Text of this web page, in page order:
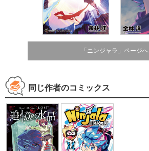
「ニンジャラ」ページへ
同じ作者のコミックス